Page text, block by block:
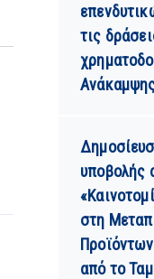
τις
υποβολής
στη
από το